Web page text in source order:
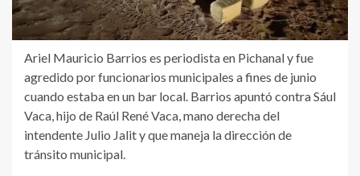
Ariel Mauricio Barrios es periodista en Pichanal y fue
agredido por funcionarios municipales a fines de junio
cuando estaba en un bar local. Barrios apuntó contra Sául
Vaca, hijo de Raúl René Vaca, mano derecha del
intendente Julio Jalit y que maneja la dirección de
tránsito municipal.